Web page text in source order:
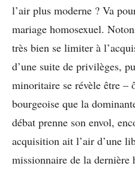
l’air plus moderne ? Va
mariage homosexuel.
très bien se limiter à
d’une suite de privilèges,
minoritaire se révèle être –
bourgeoise que la
débat prenne son envol,
acquisition ait l’air d’une
missionnaire de la dernière